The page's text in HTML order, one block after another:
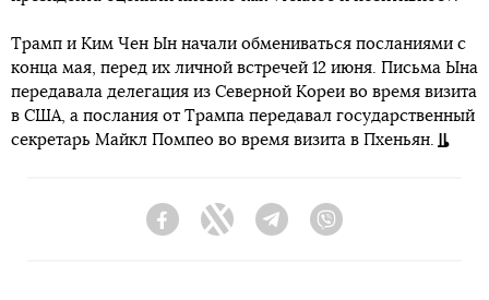
Трамп и Ким Чен Ын начали обмениваться посланиями с
конца мая, перед их личной встречей 12 июня. Письма Ына
передавала делегация из Северной Кореи во время визита
в США, а послания от Трампа передавал государственный
секретарь Майкл Помпео во время визита в Пхеньян.
FacebookTwitter Telegram